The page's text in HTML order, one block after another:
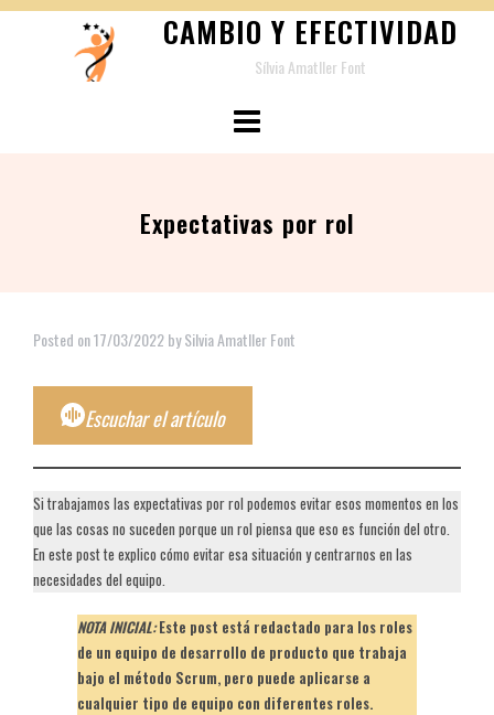
Skip
CAMBIO Y EFECTIVIDAD
Sílvia Amatller Font
Expectativas por rol
Posted on17/03/2022bySilvia Amatller Font
Escuchar el artículo
Si trabajamos las expectativas por rol podemos evitar esos momentos en los
que las cosas no suceden porque un rol piensa que eso es función del otro.
En este post te explico cómo evitar esa situación y centrarnos en las
necesidades del equipo.
NOTA INICIAL:Este post está redactado para los roles
de un equipo de desarrollo de producto que trabaja
bajo el método Scrum, pero puede aplicarse a
cualquier tipo de equipo con diferentes roles.